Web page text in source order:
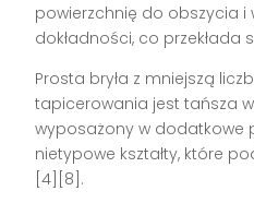
powierzchnię do obszycia i
dokładności, co przekłada
Prosta bryła z mniejszą
tapicerowania jest tańsza
wyposażony w dodatkowe
nietypowe kształty, które
[4][8].